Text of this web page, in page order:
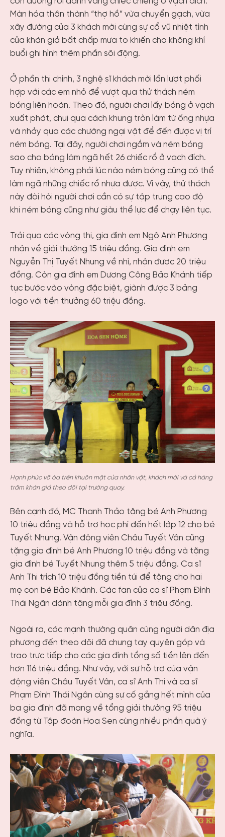
Màn hóa thân thành “thợ hồ” vừa chuyển gạch, vừa
xây đường của 3 khách mời cùng sự cổ vũ nhiệt tình
của khán giả bất chấp mưa to khiến cho không khí
buổi ghi hình thêm phần sôi động.
Ở phần thi chính, 3 nghệ sĩ khách mời lần lượt phối
hợp với các em nhỏ để vượt qua thử thách ném
bóng liên hoàn. Theo đó, người chơi lấy bóng ở vạch
xuất phát, chui qua cách khung tròn làm từ ống nhựa
và nhảy qua các chướng ngại vật để đến được vị trí
ném bóng. Tại đây, người chơi ngắm và ném bóng
sao cho bóng làm ngã hết 26 chiếc rổ ở vạch đích.
Tuy nhiên, không phải lúc nào ném bóng cũng có thể
làm ngã những chiếc rổ nhựa được. Vì vậy, thử thách
này đòi hỏi người chơi cần có sự tập trung cao độ
khi ném bóng cũng như giàu thể lực để chạy liên tục.
Trải qua các vòng thi, gia đình em Ngô Anh Phương
nhận về giải thưởng 15 triệu đồng. Gia đình em
Nguyễn Thị Tuyết Nhung về nhì, nhận được 20 triệu
đồng. Còn gia đình em Dương Công Bảo Khánh tiếp
tục bước vào vòng đặc biệt, giành được 3 bảng
logo với tiền thưởng 60 triệu đồng.
Hạnh phúc vỡ òa trên khuôn mặt của nhân vật, khách mời và cả hàng
trăm khán giả theo dõi tại trường quay.
Bên cạnh đó, MC Thanh Thảo tặng bé Anh Phương
10 triệu đồng và hỗ trợ học phí đến hết lớp 12 cho bé
Tuyết Nhung. Vận động viên Châu Tuyết Vân cũng
tặng gia đình bé Anh Phương 10 triệu đồng và tặng
gia đình bé Tuyết Nhung thêm 5 triệu đồng. Ca sĩ
Anh Thi trích 10 triệu đồng tiền túi để tặng cho hai
mẹ con bé Bảo Khánh. Các fan của ca sĩ Phạm Đình
Thái Ngân dành tặng mỗi gia đình 3 triệu đồng.
Ngoài ra, các mạnh thường quân cùng người dân địa
phương đến theo dõi đã chung tay quyên góp và
trao trực tiếp cho các gia đình tổng số tiền lên đến
hơn 116 triệu đồng. Như vậy, với sự hỗ trợ của vận
động viên Châu Tuyết Vân, ca sĩ Anh Thi và ca sĩ
Phạm Đình Thái Ngân cùng sự cố gắng hết mình của
ba gia đình đã mang về tổng giải thưởng 95 triệu
đồng từ Tập đoàn Hoa Sen cùng nhiều phần quà ý
nghĩa.